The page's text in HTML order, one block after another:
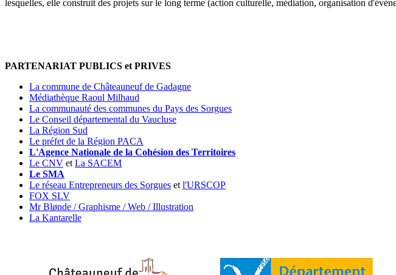
lesquelles, elle construit des projets sur le long terme (action culturelle, médiation, organisation
PARTENARIAT PUBLICS et PRIVES
La commune de Châteauneuf de Gadagne
Médiathèque Raoul Milhaud
La communauté des communes du Pays des Sorgues
Le Conseil départemental du Vaucluse
La Région Sud
Le préfet de la Région PACA
L'Agence Nationale de la Cohésion des Territoires
Le CNV et La SACEM
Le SMA
Le réseau Entrepreneurs des Sorgues et l'URSCOP
FOX SLV
Mr Blønde / Graphisme / Web / Illustration
La Kantarelle